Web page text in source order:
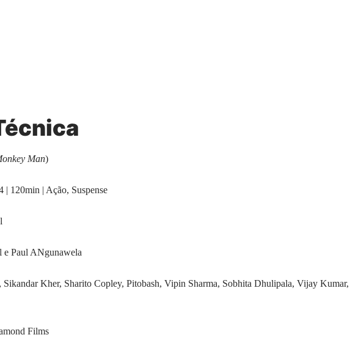
Man)
| 120min | Ação, Suspense
e Paul ANgunawela
Sikandar Kher, Sharito Copley, Pitobash, Vipin Sharma, Sobhita Dhulipala, Vijay Kumar,
Films